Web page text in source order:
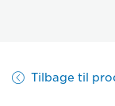
Tilbage til